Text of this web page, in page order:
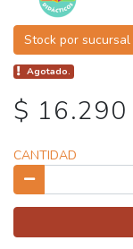
Stock por sucursal
Agotado.
$ 16.290
CANTIDAD